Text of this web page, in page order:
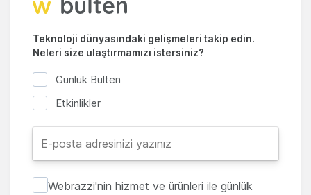
Teknoloji dünyasındaki gelişmeleri takip edin.
Neleri size ulaştırmamızı istersiniz?
Günlük Bülten
Etkinlikler
Webrazzi'nin hizmet ve ürünleri ile günlük